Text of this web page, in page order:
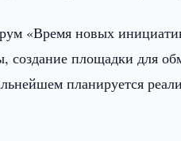
«Время новых
создание площадки для
планируется